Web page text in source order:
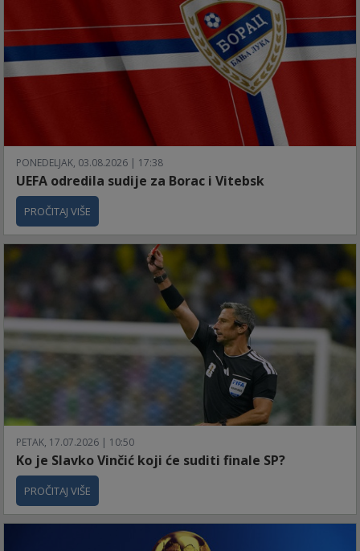
PONEDELJAK, 03.08.2026 | 17:38
UEFA odredila sudije za Borac i Vitebsk
PROČITAJ VIŠE
PETAK, 17.07.2026 | 10:50
Ko je Slavko Vinčić koji će suditi finale SP?
PROČITAJ VIŠE